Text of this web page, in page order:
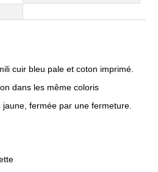
cuir bleu pale et coton imprimé.
dans les même coloris
fermée par une fermeture.